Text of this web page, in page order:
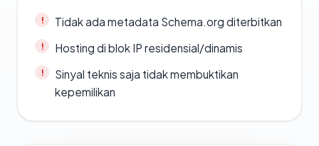
Tidak ada metadata Schema.org diterbitkan
Hosting di blok IP residensial/dinamis
Sinyal teknis saja tidak membuktikan
kepemilikan